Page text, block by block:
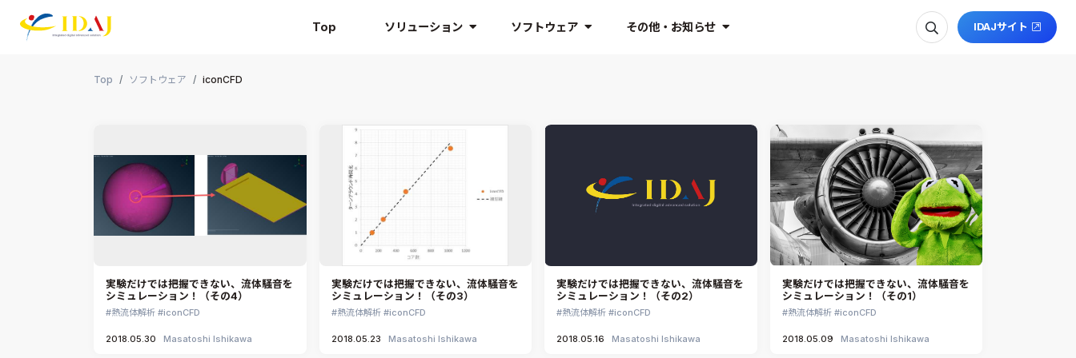
Top ソリューション ソフトウェア その他・お知らせ IDAJサイト
Top ソフトウェア iconCFD
実験だけでは把握できない、流体騒音を
シミュレーション！（その4）
熱流体解析 iconCFD
2018.05.30 Masatoshi Ishikawa
実験だけでは把握できない、流体騒音を
シミュレーション！（その3）
熱流体解析 iconCFD
2018.05.23 Masatoshi Ishikawa
実験だけでは把握できない、流体騒音を
シミュレーション！（その2）
熱流体解析 iconCFD
2018.05.16 Masatoshi Ishikawa
実験だけでは把握できない、流体騒音を
シミュレーション！（その1）
熱流体解析 iconCFD
2018.05.09 Masatoshi Ishikawa